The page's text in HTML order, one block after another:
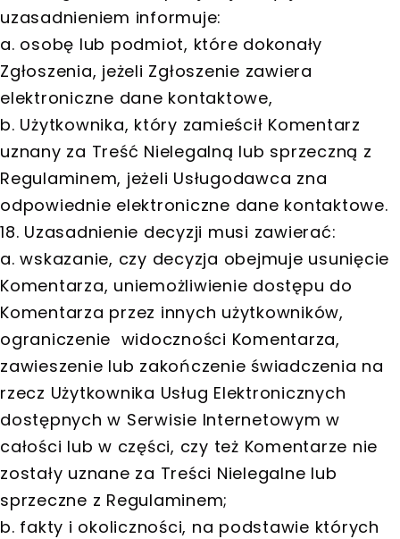
uzasadnieniem informuje:
a. osobę lub podmiot, które dokonały
Zgłoszenia, jeżeli Zgłoszenie zawiera
elektroniczne dane kontaktowe,
b. Użytkownika, który zamieścił Komentarz
uznany za Treść Nielegalną lub sprzeczną z
Regulaminem, jeżeli Usługodawca zna
odpowiednie elektroniczne dane kontaktowe.
18. Uzasadnienie decyzji musi zawierać:
a. wskazanie, czy decyzja obejmuje usunięcie
Komentarza, uniemożliwienie dostępu do
Komentarza przez innych użytkowników,
ograniczenie widoczności Komentarza,
zawieszenie lub zakończenie świadczenia na
rzecz Użytkownika Usług Elektronicznych
dostępnych w Serwisie Internetowym w
całości lub w części, czy też Komentarze nie
zostały uznane za Treści Nielegalne lub
sprzeczne z Regulaminem;
b. fakty i okoliczności, na podstawie których